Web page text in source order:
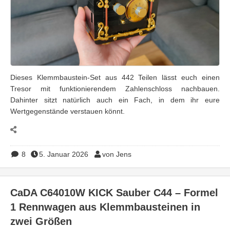
Dieses Klemmbaustein-Set aus 442 Teilen lässt euch einen
Tresor mit funktionierendem Zahlenschloss nachbauen.
Dahinter sitzt natürlich auch ein Fach, in dem ihr eure
Wertgegenstände verstauen könnt.
8 5. Januar 2026 von Jens
CaDA C64010W KICK Sauber C44 – Formel
1 Rennwagen aus Klemmbausteinen in
zwei Größen